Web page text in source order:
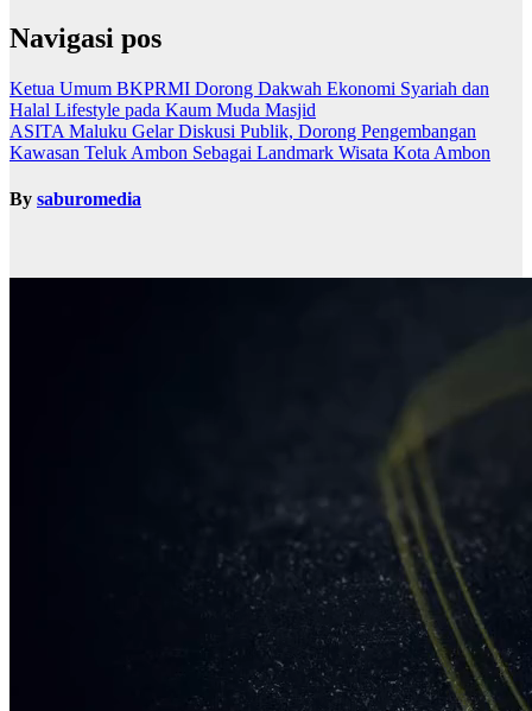
Navigasi pos
Ketua Umum BKPRMI Dorong Dakwah Ekonomi Syariah dan
Halal Lifestyle pada Kaum Muda Masjid
ASITA Maluku Gelar Diskusi Publik, Dorong Pengembangan
Kawasan Teluk Ambon Sebagai Landmark Wisata Kota Ambon
By saburomedia